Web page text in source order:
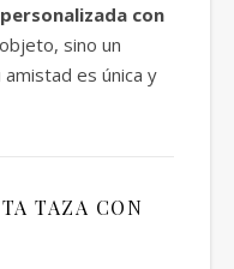
con
sino un
es única y
TAZA CON